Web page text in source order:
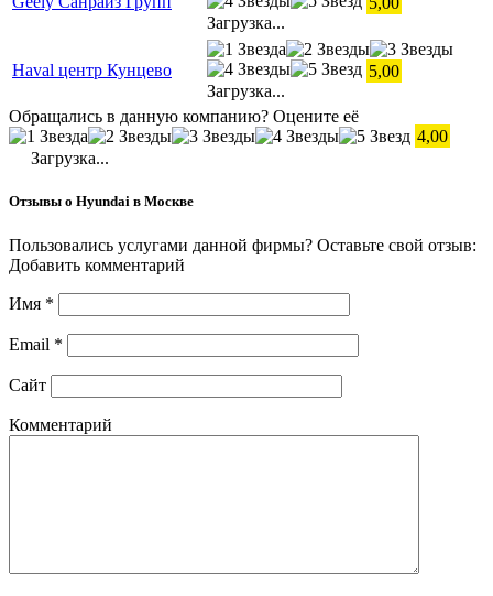
Загрузка...
Haval центр Кунцево
5,00
Загрузка...
Обращались в данную компанию? Оцените её
4,00
Загрузка...
Отзывы о Hyundai в Москве
Пользовались услугами данной фирмы? Оставьте свой отзыв:
Добавить комментарий
Имя *
Email *
Сайт
Комментарий